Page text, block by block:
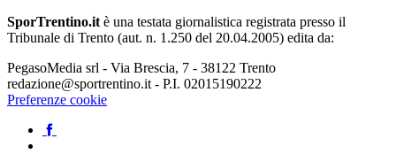
SporTrentino.it è una testata giornalistica registrata presso il
Tribunale di Trento (aut. n. 1.250 del 20.04.2005) edita da:
PegasoMedia srl - Via Brescia, 7 - 38122 Trento
redazione@sportrentino.it - P.I. 02015190222
Preferenze cookie